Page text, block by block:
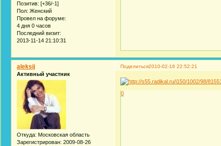
Позитив: [+36/-1]
Пол: Женский
Провел на форуме:
4 дня 0 часов
Последний визит:
2013-11-14 21:10:31
Поделиться2010-02-16 22:52:21
aleksij
Активный участник
Откуда: Московская область
Зарегистрирован: 2009-08-26
0